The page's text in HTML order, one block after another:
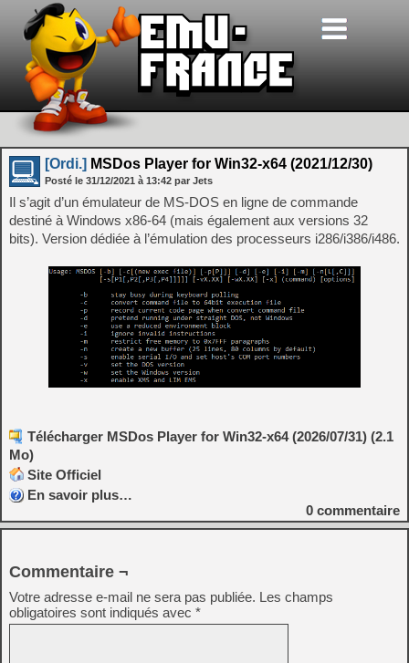
[Ordi.] MSDos Player for Win32-x64 (2021/12/30)
Posté le 31/12/2021 à 13:42 par Jets
Il s’agit d’un émulateur de MS-DOS en ligne de commande
destiné à Windows x86-64 (mais également aux versions 32
bits). Version dédiée à l’émulation des processeurs i286/i386/i486.
Télécharger MSDos Player for Win32-x64 (2026/07/31) (2.1
Mo)
Site Officiel
En savoir plus…
0 commentaire
Commentaire ¬
Votre adresse e-mail ne sera pas publiée. Les champs
obligatoires sont indiqués avec *